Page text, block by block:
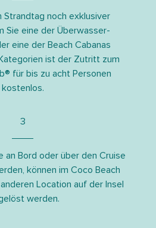
Strandtag noch exklusiver
Sie eine der Überwasser-
eine der Beach Cabanas
ist der Zutritt zum
für bis zu acht Personen
kostenlos.
3
an Bord oder über den Cruise
können im Coco Beach
Location auf der Insel
werden.